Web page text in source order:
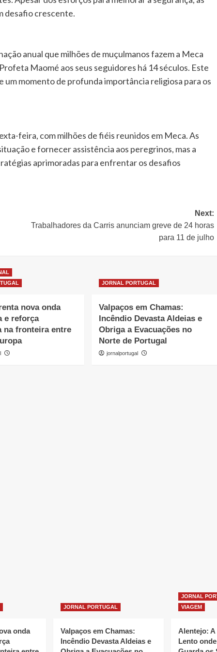
desafio crescente.
anual que milhões de muçulmanos fazem a Meca
Maomé aos seus seguidores há 14 séculos. Este
um momento de profunda importância religiosa para os
feira, com milhões de fiéis reunidos em Meca. As
e fornecer assistência aos peregrinos, mas a
aprimoradas para enfrentar os desafios
Next:
Trabalhadores da Carris anunciam greve de 24 horas
para 11 de julho
nova onda
e reforça
na fronteira entre
JORNAL PORTUGAL
Valpaços em Chamas:
Incêndio Devasta Aldeias e
Obriga a Evacuações no
Norte de Portugal
jornalportugal
onda
JORNAL PORTUGAL
Valpaços em Chamas:
Incêndio Devasta Aldeias e
JORNAL
VIAGEM
Alentejo: A
Lento